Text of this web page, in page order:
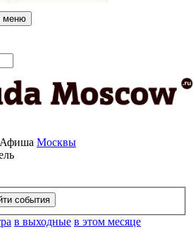
меню
Афиша Москвы
в выходные в этом месяце